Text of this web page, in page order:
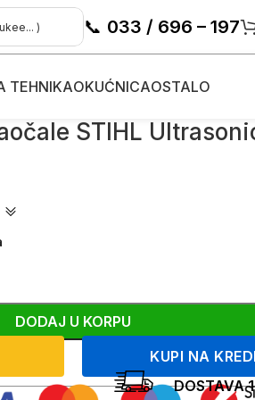
📞 033 / 696 – 197
TEHNIKAOKUĆNICAOSTALO
STIHL
DODAJ U KORPU
KUPI NA
DOSTAVA